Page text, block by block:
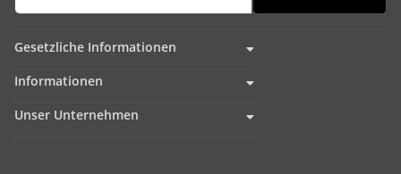
Gesetzliche Informationen
Informationen
Unser Unternehmen